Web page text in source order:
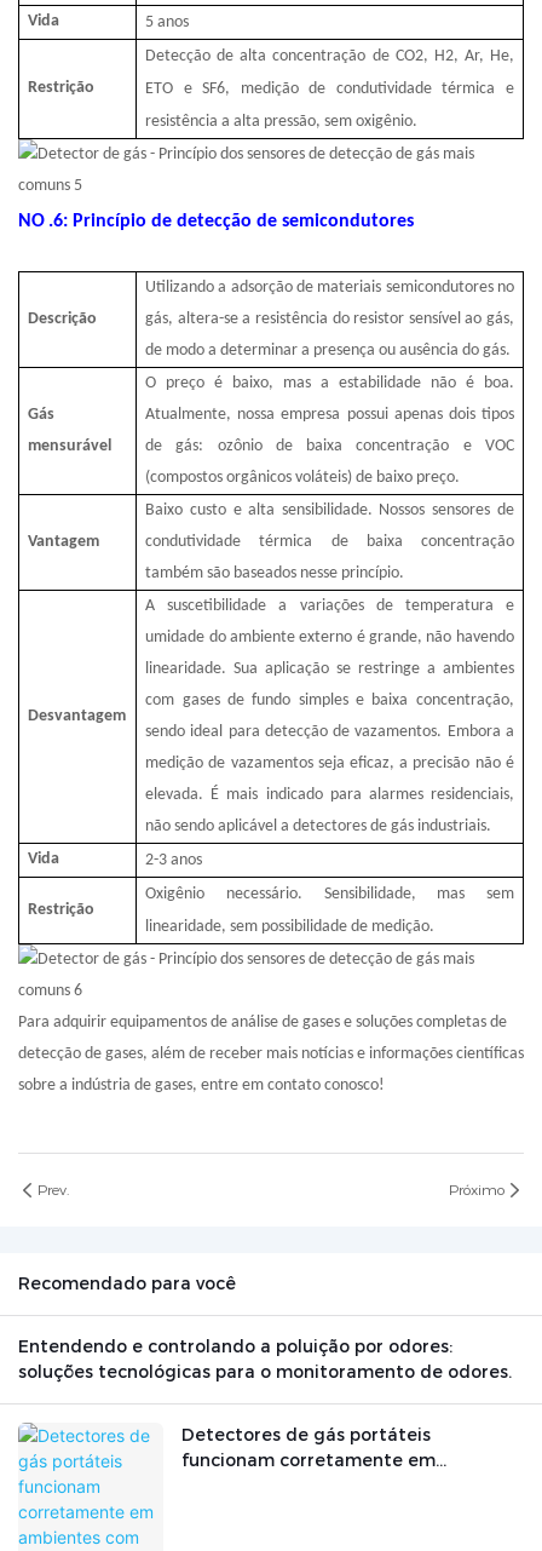
Vida
5 anos
Restrição
Detecção de alta concentração de CO2, H2, Ar, He,
ETO e SF6, medição de condutividade térmica e
resistência a alta pressão, sem oxigênio.
NO .6: Princípio de detecção de semicondutores
Descrição
Utilizando a adsorção de materiais semicondutores no
gás, altera-se a resistência do resistor sensível ao gás,
de modo a determinar a presença ou ausência do gás.
Gás
mensurável
O preço é baixo, mas a estabilidade não é boa.
Atualmente, nossa empresa possui apenas dois tipos
de gás: ozônio de baixa concentração e VOC
(compostos orgânicos voláteis) de baixo preço.
Vantagem
Baixo custo e alta sensibilidade. Nossos sensores de
condutividade térmica de baixa concentração
também são baseados nesse princípio.
Desvantagem
A suscetibilidade a variações de temperatura e
umidade do ambiente externo é grande, não havendo
linearidade. Sua aplicação se restringe a ambientes
com gases de fundo simples e baixa concentração,
sendo ideal para detecção de vazamentos. Embora a
medição de vazamentos seja eficaz, a precisão não é
elevada. É mais indicado para alarmes residenciais,
não sendo aplicável a detectores de gás industriais.
Vida
2-3 anos
Restrição
Oxigênio necessário. Sensibilidade, mas sem
linearidade, sem possibilidade de medição.
Para adquirir equipamentos de análise de gases e soluções completas de
detecção de gases, além de receber mais notícias e informações científicas
sobre a indústria de gases, entre em contato conosco!
Prev. Próximo
Recomendado para você
Entendendo e controlando a poluição por odores:
soluções tecnológicas para o monitoramento de odores.
Detectores de gás portáteis
funcionam corretamente em